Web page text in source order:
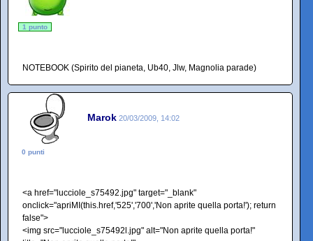
1 punto
NOTEBOOK (Spirito del pianeta, Ub40, Jlw, Magnolia parade)
Marok 20/03/2009, 14:02
0 punti
<a href="lucciole_s75492.jpg" target="_blank"
onclick="apriMI(this.href,'525','700','Non aprite quella porta!'); return
false">
<img src="lucciole_s75492l.jpg" alt="Non aprite quella porta!"